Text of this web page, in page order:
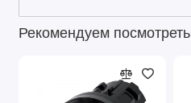
Рекомендуем посмотреть